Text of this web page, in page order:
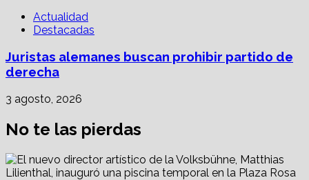
Actualidad
Destacadas
Juristas alemanes buscan prohibir partido de
derecha
3 agosto, 2026
No te las pierdas